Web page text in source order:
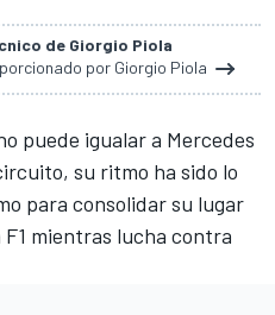
de Giorgio Piola
por Giorgio Piola
puede igualar a Mercedes
su ritmo ha sido lo
para consolidar su lugar
mientras lucha contra